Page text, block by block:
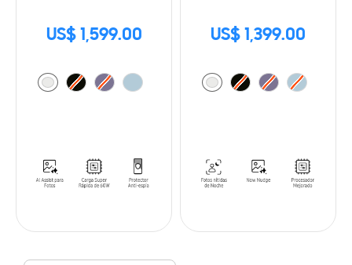
US$ 1,599.00 US$ 1,399.00